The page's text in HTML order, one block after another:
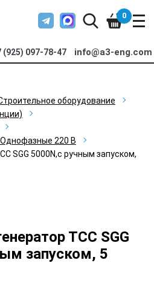
(925) 097-78-47 info@a3-eng.com
0
оборудование
220 В
SGG 5000N,с ручным запуском,
ТСС SGG
запуском, 5